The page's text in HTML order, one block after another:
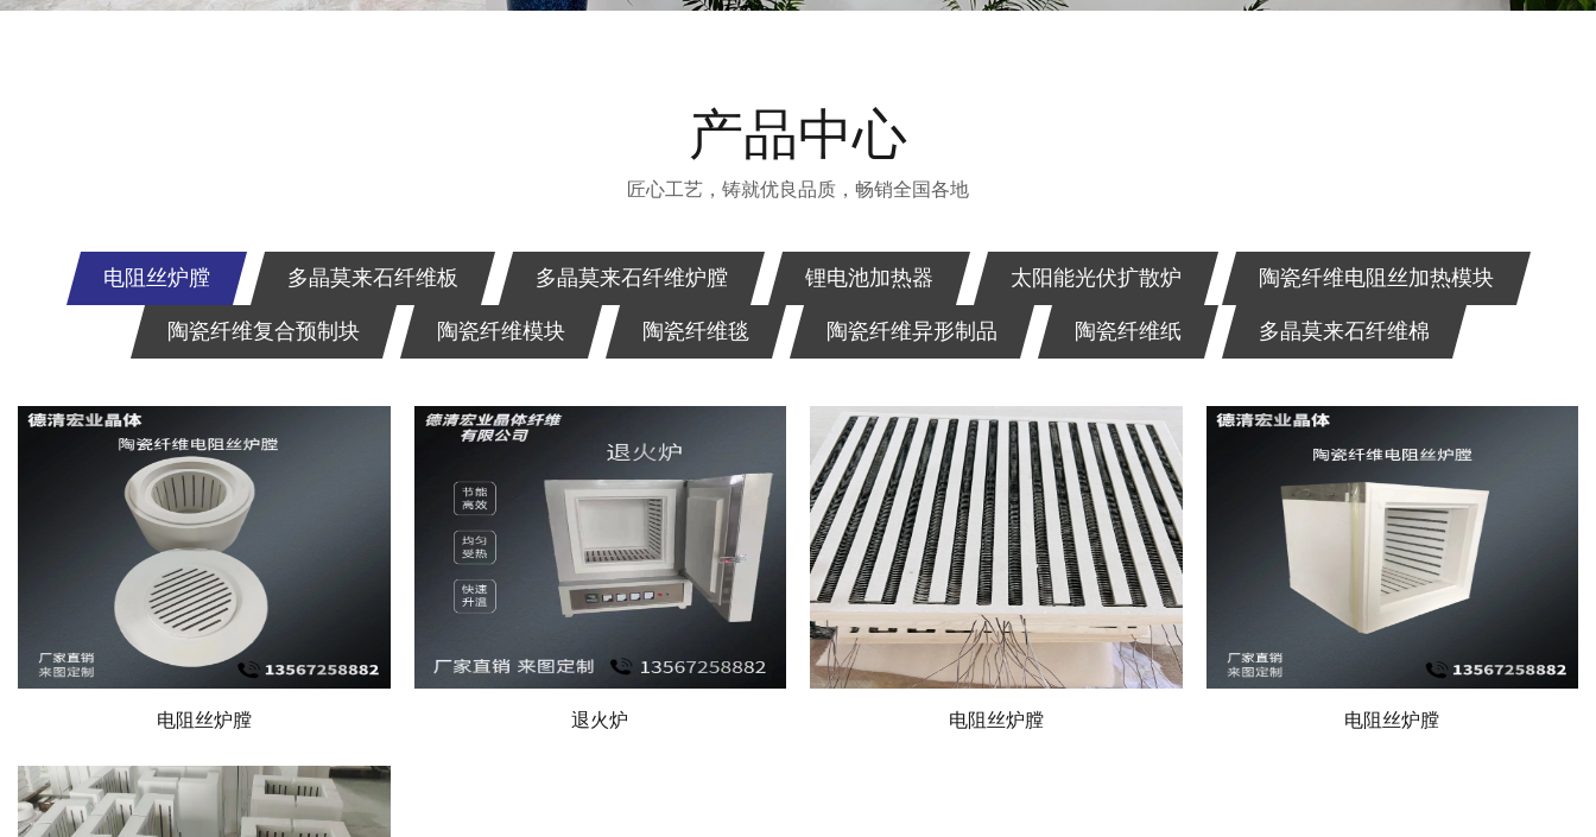
产品中心
匠心工艺，铸就优良品质，畅销全国各地
电阻丝炉膛 多晶莫来石纤维板 多晶莫来石纤维炉膛 锂电池加热器 太阳能光伏扩散炉 陶瓷纤维电阻丝加热模块
陶瓷纤维复合预制块 陶瓷纤维模块 陶瓷纤维毯 陶瓷纤维异形制品 陶瓷纤维纸 多晶莫来石纤维棉
电阻丝炉膛 退火炉 电阻丝炉膛 电阻丝炉膛
多晶莫来石纤维板 多晶莫来石纤维板 多晶莫来石纤维板 多晶莫来石纤维板
多晶莫来石纤维炉膛 多晶莫来石纤维炉膛 多晶莫来石纤维炉膛 多晶莫来石纤维炉膛
锂电池加热器 锂电池加热器 锂电池加热器
太阳能光伏扩散炉 太阳能光伏扩散炉 太阳能光伏扩散炉 太阳能光伏扩散炉
陶瓷纤维电阻丝加热模块 陶瓷纤维电阻丝加热模块 陶瓷纤维电阻丝加热模块 陶瓷纤维电阻丝加热模块
陶瓷纤维复合预制块 陶瓷纤维复合预制块
陶瓷纤维模块 陶瓷纤维模块 陶瓷纤维模块
陶瓷纤维毯 陶瓷纤维毯 陶瓷纤维毯
陶瓷纤维异形制品 陶瓷纤维异形制品 陶瓷纤维异形制品 陶瓷纤维异形制品
陶瓷纤维纸 陶瓷纤维纸
多晶莫来石纤维棉